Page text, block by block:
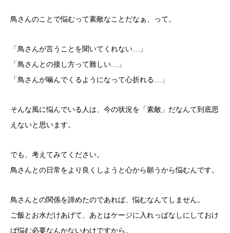
鳥さんのことで悩むって素敵なことだなぁ、って。
「鳥さんが言うことを聞いてくれない…」
「鳥さんとの接し方って難しい…」
「鳥さんが噛んでくるようになって心折れる…」
そんな風に悩んでいる人は、今の状況を「素敵」だなんて到底思
えないと思います。
でも、考えてみてください。
鳥さんとの日常をより良くしようと心から願うから悩むんです。
鳥さんとの関係を諦めたのであれば、悩むなんてしません。
ご飯とお水だけあげて、あとはケージに入れっぱなしにしておけ
ば悩む必要なんかないわけですから。